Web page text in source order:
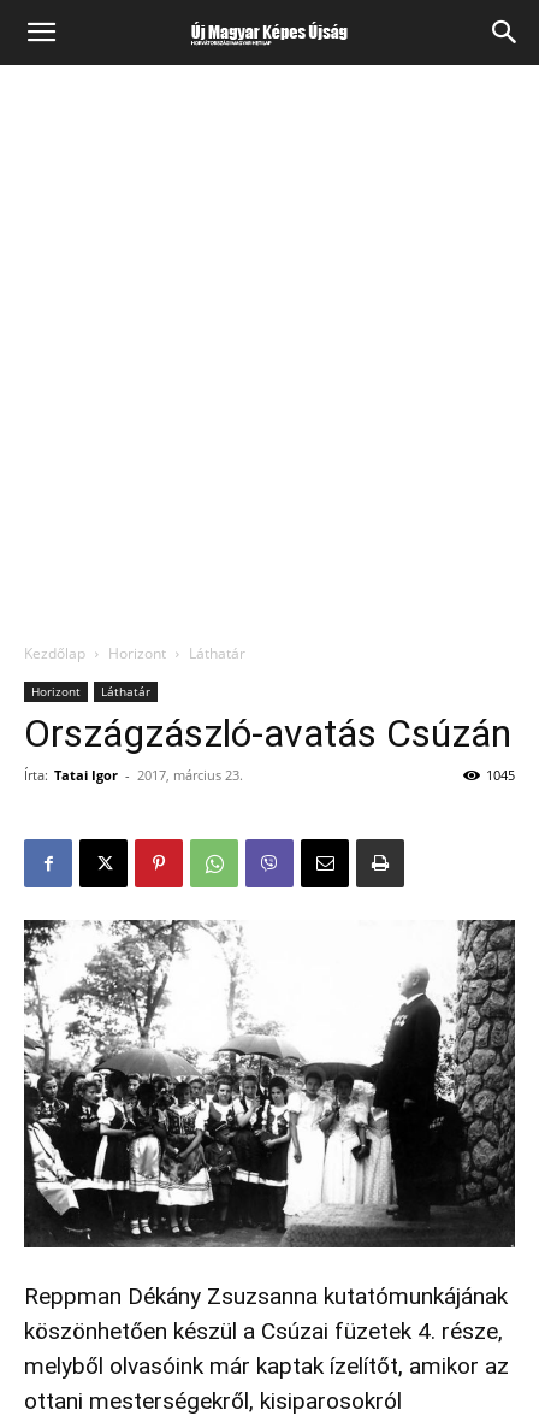
Kezdőlap Horizont Láthatár
Horizont Láthatár
Országzászló-avatás Csúzán
Írta: Tatai Igor - 2017, március 23. 1045
Reppman Dékány Zsuzsanna kutatómunkájának
köszönhetően készül a Csúzai füzetek 4. része,
melyből olvasóink már kaptak ízelítőt, amikor az
ottani mesterségekről, kisiparosokról